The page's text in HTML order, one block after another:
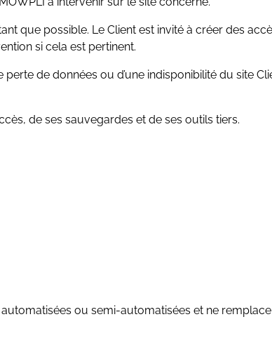
que possible. Le Client est invité à créer des
si cela est pertinent.
de données ou d’une indisponibilité du site
de ses sauvegardes et de ses outils tiers.
ou semi-automatisées et ne